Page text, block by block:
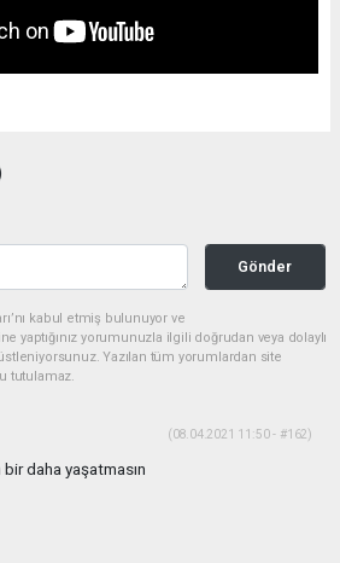
Gönder
kabul etmiş bulunuyor ve
yaptığınız yorumunuzla ilgili doğrudan veya dolaylı
Yazılan tüm yorumlardan site
tutulamaz.
(08.04.2021 11:50 - #162)
daha yaşatmasın